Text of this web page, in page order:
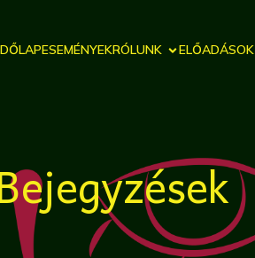
ESEMÉNYEKRÓLUNK ELŐADÁSOK